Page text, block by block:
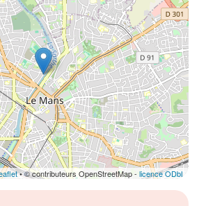
• © contributeurs OpenStreetMap - licence ODbL